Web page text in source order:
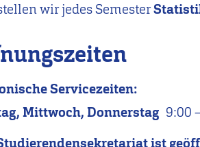
wir jedes Semester
Servicezeiten:
Mittwoch, Donnerstag 9:00
ist